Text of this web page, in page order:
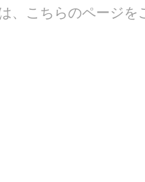
、こちらのページを